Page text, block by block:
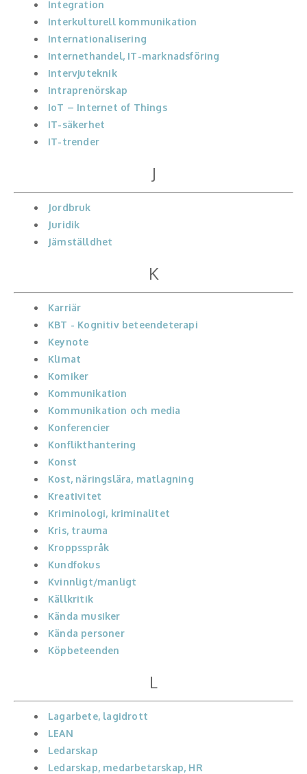
Integration
Interkulturell kommunikation
Internationalisering
Internethandel, IT-marknadsföring
Intervjuteknik
Intraprenörskap
IoT – Internet of Things
IT-säkerhet
IT-trender
J
Jordbruk
Juridik
Jämställdhet
K
Karriär
KBT - Kognitiv beteendeterapi
Keynote
Klimat
Komiker
Kommunikation
Kommunikation och media
Konferencier
Konflikthantering
Konst
Kost, näringslära, matlagning
Kreativitet
Kriminologi, kriminalitet
Kris, trauma
Kroppsspråk
Kundfokus
Kvinnligt/manligt
Källkritik
Kända musiker
Kända personer
Köpbeteenden
L
Lagarbete, lagidrott
LEAN
Ledarskap
Ledarskap, medarbetarskap, HR